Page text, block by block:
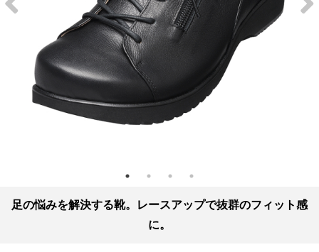
足の悩みを解決する靴。レースアップで抜群のフィット感
に。